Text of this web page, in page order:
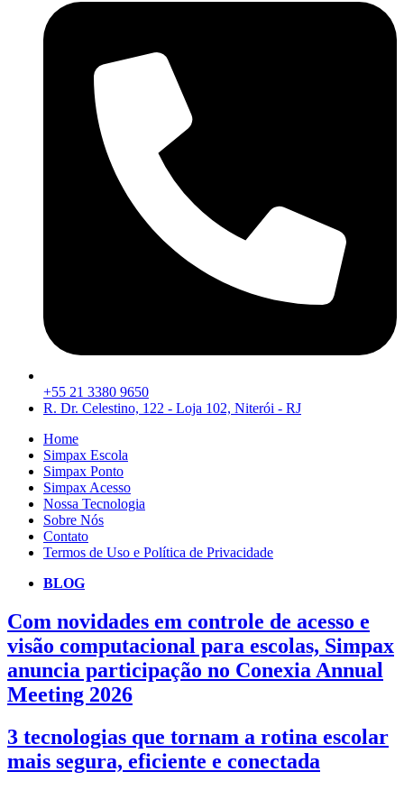
+55 21 3380 9650
R. Dr. Celestino, 122 - Loja 102, Niterói - RJ
Home
Simpax Escola
Simpax Ponto
Simpax Acesso
Nossa Tecnologia
Sobre Nós
Contato
Termos de Uso e Política de Privacidade
BLOG
Com novidades em controle de acesso e
visão computacional para escolas, Simpax
anuncia participação no Conexia Annual
Meeting 2026
3 tecnologias que tornam a rotina escolar
mais segura, eficiente e conectada